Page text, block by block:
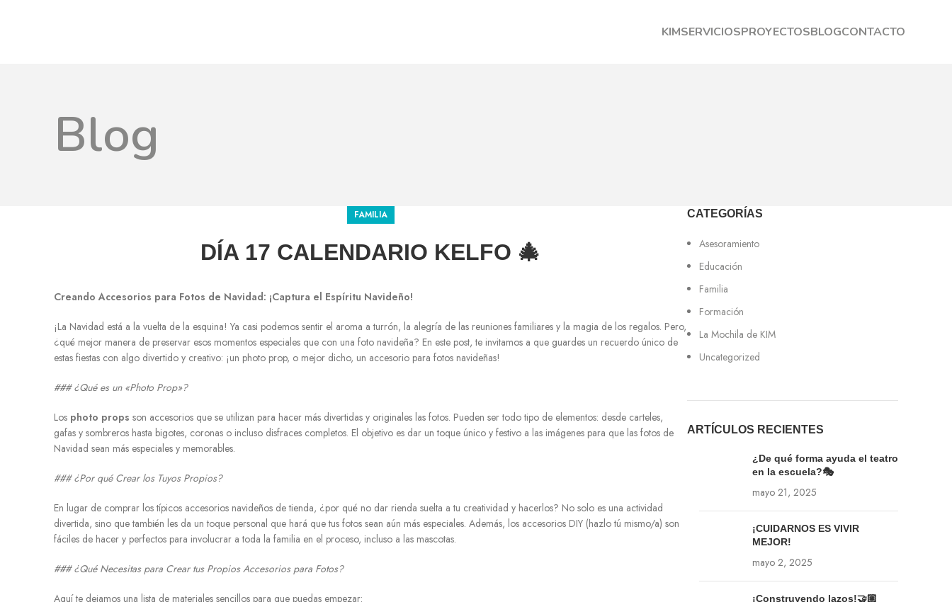
KIMSERVICIOSPROYECTOSBLOGCONTACTO
Blog
FAMILIA
DÍA 17 CALENDARIO KELFO 🎄
Creando Accesorios para Fotos de Navidad: ¡Captura el Espíritu Navideño!
¡La Navidad está a la vuelta de la esquina! Ya casi podemos sentir el aroma a turrón, la alegría de las reuniones familiares y la magia de los regalos. Pero,
¿qué mejor manera de preservar esos momentos especiales que con una foto navideña? En este post, te invitamos a que guardes un recuerdo único de
estas fiestas con algo divertido y creativo: ¡un photo prop, o mejor dicho, un accesorio para fotos navideñas!
### ¿Qué es un «Photo Prop»?
Los photo props son accesorios que se utilizan para hacer más divertidas y originales las fotos. Pueden ser todo tipo de elementos: desde carteles,
gafas y sombreros hasta bigotes, coronas o incluso disfraces completos. El objetivo es dar un toque único y festivo a las imágenes para que las fotos de
Navidad sean más especiales y memorables.
### ¿Por qué Crear los Tuyos Propios?
En lugar de comprar los típicos accesorios navideños de tienda, ¿por qué no dar rienda suelta a tu creatividad y hacerlos? No solo es una actividad
divertida, sino que también les da un toque personal que hará que tus fotos sean aún más especiales. Además, los accesorios DIY (hazlo tú mismo/a) son
fáciles de hacer y perfectos para involucrar a toda la familia en el proceso, incluso a las mascotas.
### ¿Qué Necesitas para Crear tus Propios Accesorios para Fotos?
Aquí te dejamos una lista de materiales sencillos para que puedas empezar:
CATEGORÍAS
Asesoramiento
Educación
Familia
Formación
La Mochila de KIM
Uncategorized
ARTÍCULOS RECIENTES
¿De qué forma ayuda el teatro
en la escuela?🎭
mayo 21, 2025
¡CUIDARNOS ES VIVIR
MEJOR!
mayo 2, 2025
¡Construyendo lazos!🤝🏼